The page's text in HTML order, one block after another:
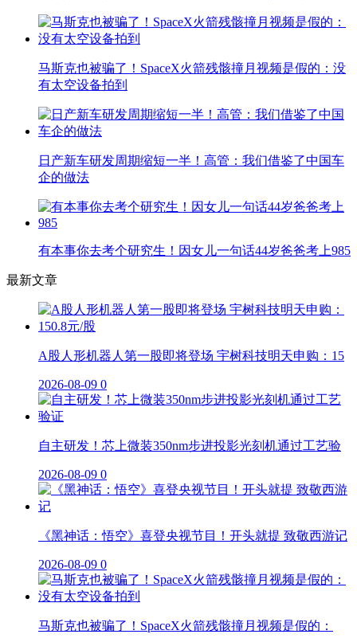
马斯克也被骗了！SpaceX火箭残骸撞月视频是假的：没
有太空设备拍到
日产新车研发周期缩短一半！高管：我们借鉴了中国车
企的做法
有本事你去考个研究生！因女儿一句话44岁爸爸考上985
最新文章
A股人形机器人第一股即将登场 宇树科技明天申购：15
2026-08-09 0
自主研发！芯上微装350nm步进投影光刻机通过工艺验
2026-08-09 0
《黑神话：悟空》喜登央视节目！开头就提 致敬西游记
2026-08-09 0
马斯克也被骗了！SpaceX火箭残骸撞月视频是假的：